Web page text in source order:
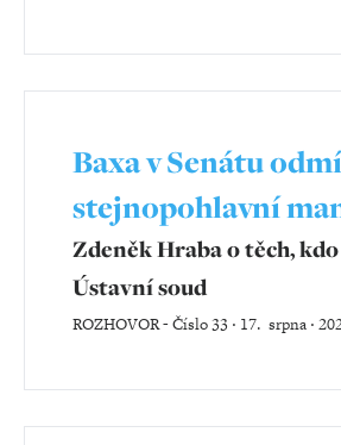
Baxa v Senátu
stejnopohlavní
Zdeněk Hraba o těch,
Ústavní soud
ROZHOVOR-Číslo 33 ‧ 17. srpna ‧